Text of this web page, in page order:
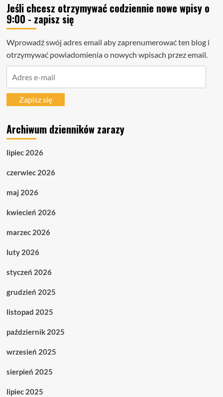
Jeśli chcesz otrzymywać codziennie nowe wpisy o
9:00 - zapisz się
Wprowadź swój adres email aby zaprenumerować ten blog i
otrzymywać powiadomienia o nowych wpisach przez email.
mailZapisz się
Archiwum dzienników zarazy
lipiec 2026
czerwiec 2026
maj 2026
kwiecień 2026
marzec 2026
luty 2026
styczeń 2026
grudzień 2025
listopad 2025
październik 2025
wrzesień 2025
sierpień 2025
lipiec 2025